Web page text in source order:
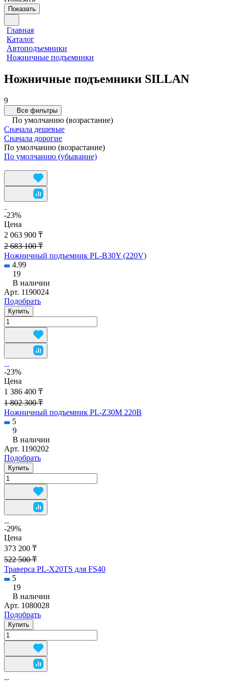
Показать
Главная
Каталог
Автоподъемники
Ножничные подъемники
Ножничные подъемники SILLAN
9
Все фильтры
По умолчанию (возрастание)
Сначала дешевые
Сначала дорогие
По умолчанию (возрастание)
По умолчанию (убывание)
-23%
Цена
2 063 900 ₸
2 683 100 ₸
Ножничный подъемник PL-B30Y (220V)
4.99
19
В наличии
Арт. 1190024
Подобрать
Купить
-23%
Цена
1 386 400 ₸
1 802 300 ₸
Ножничный подъемник PL-Z30M 220B
5
9
В наличии
Арт. 1190202
Подобрать
Купить
-29%
Цена
373 200 ₸
522 500 ₸
Траверса PL-X20TS для FS40
5
19
В наличии
Арт. 1080028
Подобрать
Купить